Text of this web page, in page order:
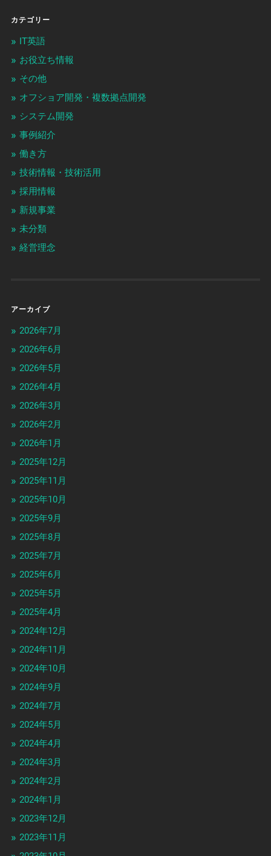
カテゴリー
IT英語
お役立ち情報
その他
オフショア開発・複数拠点開発
システム開発
事例紹介
働き方
技術情報・技術活用
採用情報
新規事業
未分類
経営理念
アーカイブ
2026年7月
2026年6月
2026年5月
2026年4月
2026年3月
2026年2月
2026年1月
2025年12月
2025年11月
2025年10月
2025年9月
2025年8月
2025年7月
2025年6月
2025年5月
2025年4月
2024年12月
2024年11月
2024年10月
2024年9月
2024年7月
2024年5月
2024年4月
2024年3月
2024年2月
2024年1月
2023年12月
2023年11月